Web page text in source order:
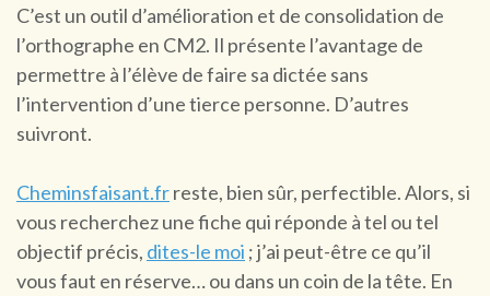
C’est un outil d’amélioration et de consolidation de
l’orthographe en CM2. Il présente l’avantage de
permettre à l’élève de faire sa dictée sans
l’intervention d’une tierce personne. D’autres
suivront.
Cheminsfaisant.frreste, bien sûr, perfectible. Alors, si
vous recherchez une fiche qui réponde à tel ou tel
objectif précis, dites-le moi ; j’ai peut-être ce qu’il
vous faut en réserve… ou dans un coin de la tête. En